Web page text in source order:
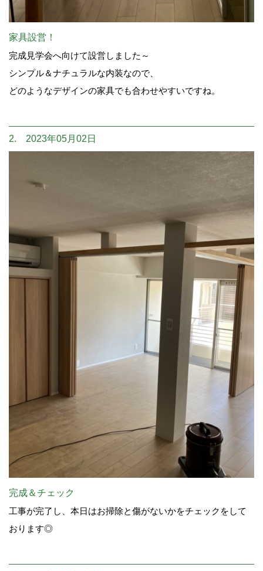
家具設営！
完成見学会へ向けて設営しました～
シンプル＆ナチュラルな内装なので、
どのようなデザインの家具でも合わせやすいですね。
2. 2023年05月02日
完成＆チェック
工事が完了し、本日はお掃除と傷がないかをチェックをして
おります◎